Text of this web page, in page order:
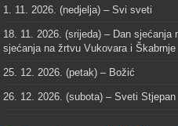
1. 11. 2026. (nedjelja) – Svi sveti
18. 11. 2026. (srijeda) – Dan
sjećanja na žrtvu Vukovara i Škabrnje
25. 12. 2026. (petak) – Božić
26. 12. 2026. (subota) – Sveti Stjepan